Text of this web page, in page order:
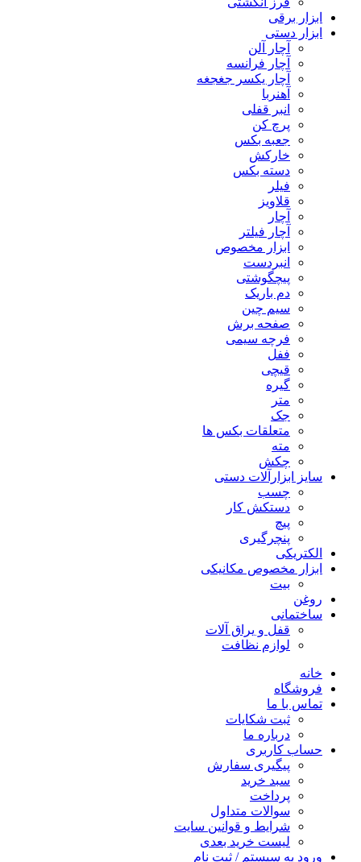
ابزار برقی
ابزار دستی
آچار آلن
آچار فرانسه
آچار یکسر جغجغه
آهنربا
انبر قفلی
پرچ کن
جعبه بکس
خارکش
دسته بکس
فیلر
قلاویز
آچار
آچار فیلتر
ابزار مخصوص
انبردست
پیچگوشتی
دم باریک
سیم چین
صفحه برش
فرچه سیمی
ففل
قیچی
گیره
متر
جک
متعلقات بکس ها
مته
چکش
سایز ابزارآلات دستی
چسب
دستکش کار
پیچ
پنچرگیری
الکتریکی
ابزار مخصوص مکانیکی
بیت
روغن
ساختمانی
قفل و یراق آلات
لوازم نظافت
خانه
فروشگاه
تماس با ما
ثبت شکایات
درباره ما
حساب کاربری
پیگیری سفارش
سبد خرید
پرداخت
سوالات متداول
شرایط و قوانین سایت
لیست خرید بعدی
ورود به سیستم / ثبت نام